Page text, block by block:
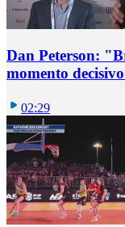
Dan Peterson:
momento
02:29